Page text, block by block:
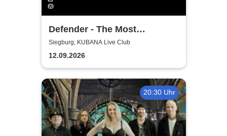
Defender - The Most
Authentic Manowar Tribute
Siegburg, KUBANA Live Club
12.09.2026
20:30 Uhr